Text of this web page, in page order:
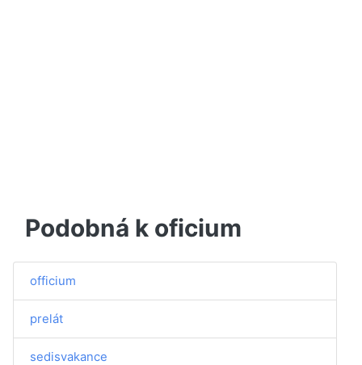
Podobná k oficium
officium
prelát
sedisvakance